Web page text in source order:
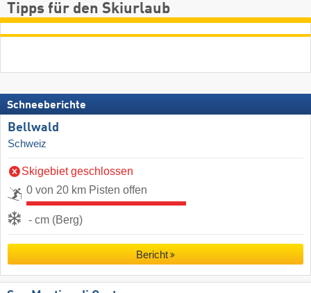
Tipps für den Skiurlaub
Schneeberichte
Bellwald
Schweiz
Skigebiet geschlossen
0 von 20 km Pisten offen
- cm (Berg)
Bericht